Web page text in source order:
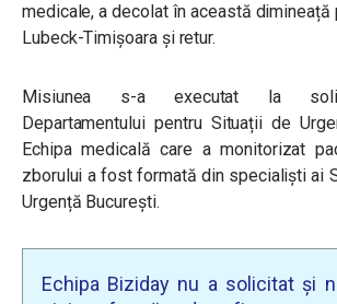
medicale, a decolat în această dimineață
Lubeck-Timișoara și retur.
Misiunea s-a executat la
Departamentului pentru Situații de
Echipa medicală care a monitorizat
zborului a fost formată din specialiști ai
Urgență București.
Echipa Biziday nu a solicitat și